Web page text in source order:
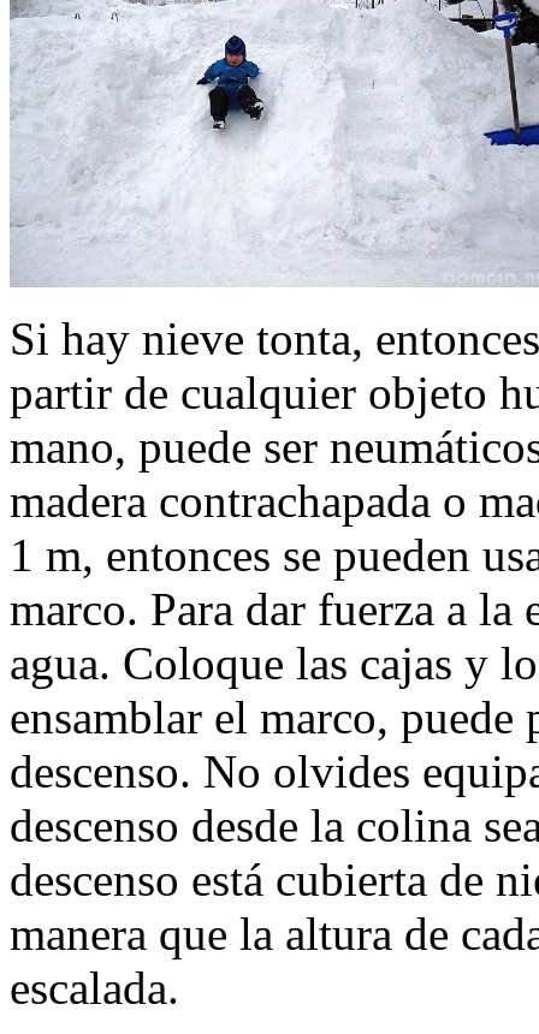
Si hay nieve tonta,
partir de cualquier objeto
mano, puede ser
madera contrachapada o
1 m, entonces se pueden
marco. Para dar fuerza a la
agua. Coloque las cajas y
ensamblar el marco, puede
descenso. No olvides
descenso desde la colina
descenso está cubierta de
manera que la altura de
escalada.